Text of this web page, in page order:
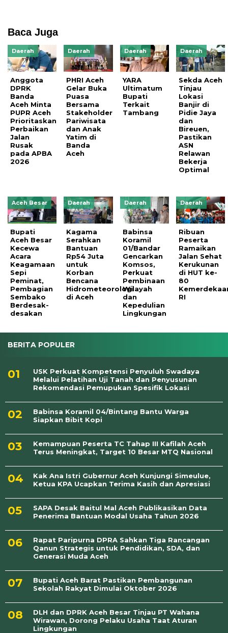
Baca Juga
Daerah
Anggota
DPRK
Banda
Aceh Minta
PUPR Aceh
Prioritaskan
Perbaikan
Jalan
Rusak
pada APBA
2026
Daerah
PHRI Aceh
Gelar Buka
Puasa
Bersama
Stakeholder
Pariwisata
dan Anak
Yatim di
Banda
Aceh
Daerah
YARA
Ultimatum
Bupati
Terkait
Tambang
Daerah
Sekda Aceh
Tinjau
Lokasi
Banjir di
Pidie Jaya
dan
Bireuen,
Pastikan
ASN
Relawan
Bekerja
Optimal
Aceh Besar
Bupati
Aceh Besar
Kecewa
Acara
Keagamaan
Sepi
Peminat,
Pembagian
Sembako
Berdesak-
desakan
Daerah
Kagama
Serahkan
Bantuan
Rp54 Juta
untuk
Korban
Bencana
Hidrometeorologi
di Aceh
Daerah
Babinsa
Koramil
01/Bandar
Gencarkan
Komsos,
Perkuat
Pembinaan
Wilayah
dan
Kepedulian
Lingkungan
Daerah
Ribuan
Peserta
Ramaikan
Jalan Sehat
Kerukunan
di HUT ke-
80
RI
BERITA POPULER
USK Perkuat Kompetensi Penyuluh Swadaya
Melalui Pelatihan Uji Tanah dan Penyusunan
Rekomendasi Pemupukan Spesifik Lokasi
Babinsa Koramil 04/Bintang Bantu Warga
Siapkan Bibit Kopi
Kemampuan Peserta TC Tahap III Kafilah Aceh
Terus Meningkat, Target 10 Besar MTQ Nasional
Kak Ana Istri Gubernur Aceh Kunjungi Simeulue,
Ketua KPA Ucapkan Terima Kasih dan Apresiasi
SAPA Desak Baitul Mal Aceh Publikasikan Data
Penerima Bantuan Modal Usaha Tahun 2026
Rapat Paripurna DPRA Sahkan Tiga Rancangan
Qanun Strategis untuk Pendidikan, SDA, dan
Generasi Muda Aceh
Bupati Aceh Barat Pastikan Pembangunan
Sekolah Rakyat Dimulai Oktober 2026
DLH dan DPRK Aceh Besar Tinjau PT Wahana
Wirawan, Dorong Pelaku Usaha Taat Aturan
Lingkungan